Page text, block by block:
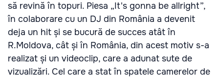
să revină în topuri. Piesa „It's gonna be allright”,
în colaborare cu un DJ din România a devenit
deja un hit și se bucură de succes atât în
R.Moldova, cât și în România, din acest motiv s-a
realizat și un videoclip, care a adunat sute de
vizualizări. Cel care a stat în spatele camerelor de